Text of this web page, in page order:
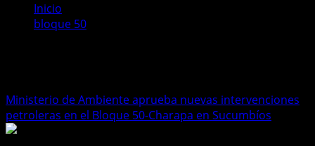
Inicio
bloque 50
Ministerio de Ambiente aprueba nuevas intervenciones
petroleras en el Bloque 50-Charapa en Sucumbíos